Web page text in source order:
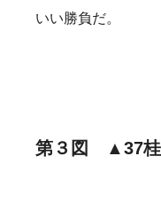
いい勝負だ。
第３図 ▲37桂